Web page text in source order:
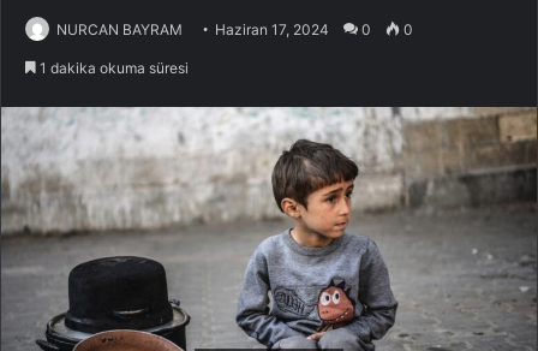
NURCAN BAYRAM Haziran 17, 2024 0 0
1 dakika okuma süresi